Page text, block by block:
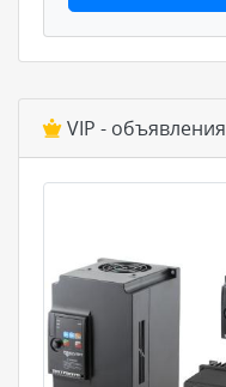
VIP - объявления